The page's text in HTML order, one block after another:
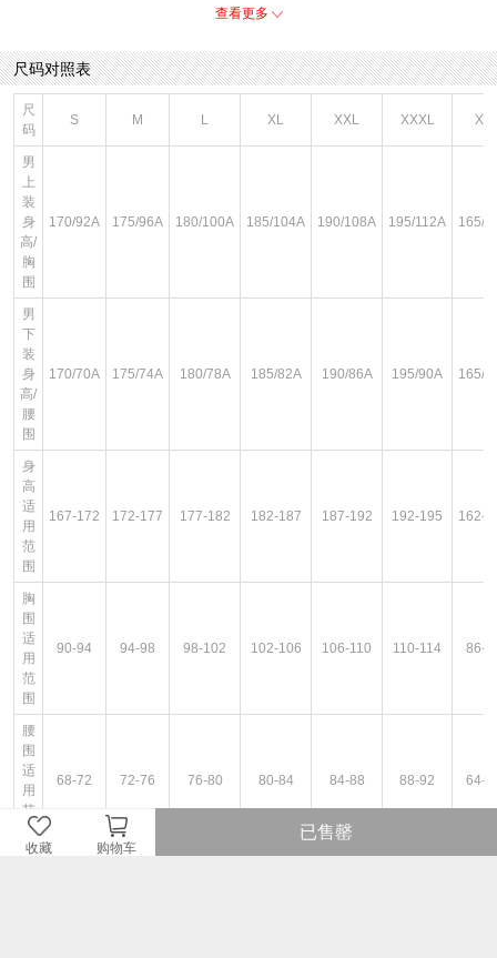
收藏 购物车
已售罄
销售季：21Q3
渠道划分：线下同步
服细款：圆领短T
色系：黑色
主要功能：透气
查看更多
尺码对照表
尺
码
S M L XL XXL XXXL XS
男
上
装
身
高/
胸
围
170/92A 175/96A 180/100A 185/104A 190/108A 195/112A 165/
男
下
装
身
高/
腰
围
170/70A 175/74A 180/78A 185/82A 190/86A 195/90A 165/
身
高
适
用
范
围
167-172 172-177 177-182 182-187 187-192 192-195 162-
胸
围
适
用
范
围
90-94 94-98 98-102 102-106 106-110 110-114 86-
腰
围
适
用
范
围
68-72 72-76 76-80 80-84 84-88 88-92 64-